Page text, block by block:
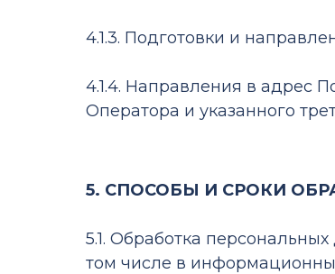
4.1.3. Подготовки и
4.1.4. Направления в адрес
Оператора и указанного
5. СПОСОБЫ И СРОКИ
5.1. Обработка
том числе в